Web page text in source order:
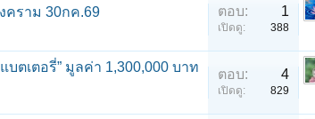
คราม 30กค.69 ตอบ: 1
เปิดดู: 388
ตเตอรี่” มูลค่า 1,300,000 บาท
ตอบ: 4
เปิดดู: 829